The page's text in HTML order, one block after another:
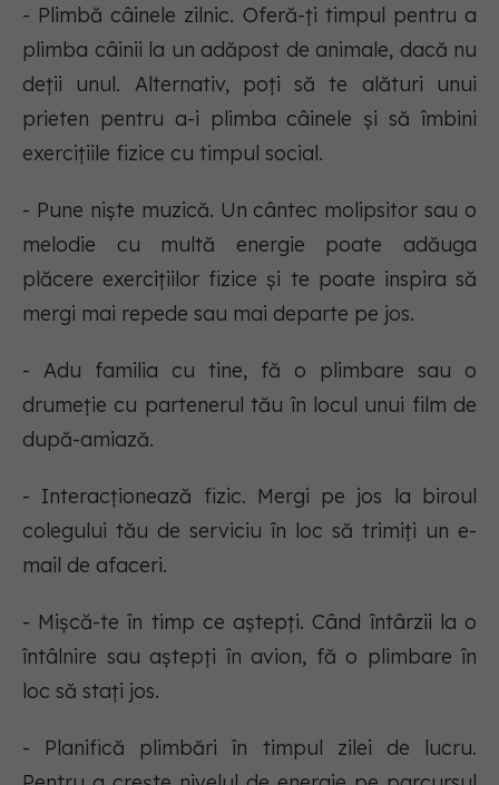
- Plimbă câinele zilnic. Oferă-ți timpul pentru a
plimba câinii la un adăpost de animale, dacă nu
deții unul. Alternativ, poți să te alături unui
prieten pentru a-i plimba câinele și să îmbini
exercițiile fizice cu timpul social.
- Pune niște muzică. Un cântec molipsitor sau o
melodie cu multă energie poate adăuga
plăcere exercițiilor fizice și te poate inspira să
mergi mai repede sau mai departe pe jos.
- Adu familia cu tine, fă o plimbare sau o
drumeție cu partenerul tău în locul unui film de
după-amiază.
- Interacționează fizic. Mergi pe jos la biroul
colegului tău de serviciu în loc să trimiți un e-
mail de afaceri.
- Mișcă-te în timp ce aștepți. Când întârzii la o
întâlnire sau aștepți în avion, fă o plimbare în
loc să stați jos.
- Planifică plimbări în timpul zilei de lucru.